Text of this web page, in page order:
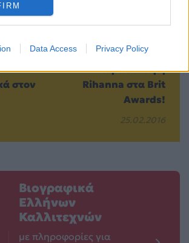
Data Access Privacy Policy
στον
Έκλεψε την
παράσταση η
Rihanna στα Brit
Awards!
25.02.2016
Βιογραφικά
Ελλήνων
Καλλιτεχνών
με πληροφορίες για